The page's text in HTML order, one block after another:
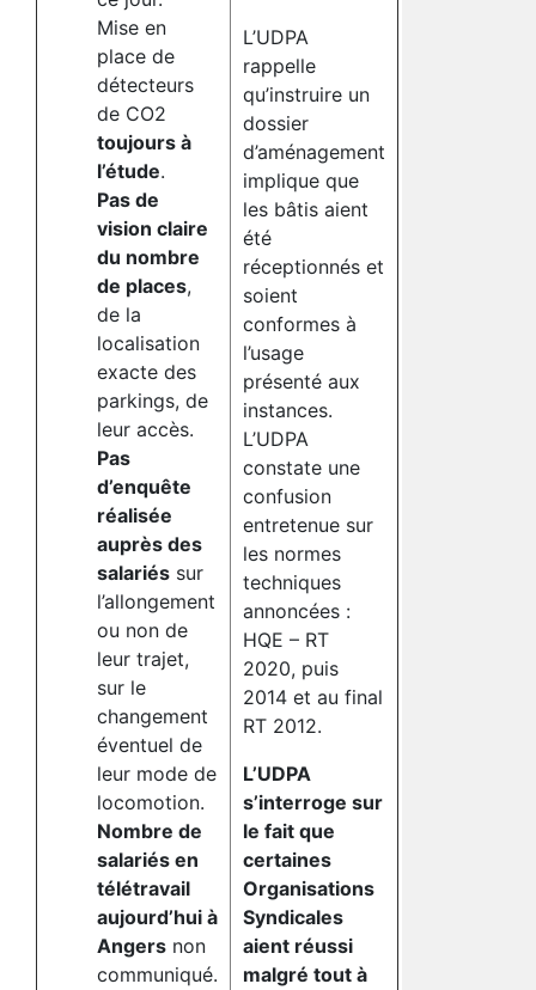
Mise en
place de
détecteurs
de CO2
toujours à
l’étude.
Pas de
vision claire
du nombre
de places,
de la
localisation
exacte des
parkings, de
leur accès.
Pas
d’enquête
réalisée
auprès des
salariés sur
l’allongement
ou non de
leur trajet,
sur le
changement
éventuel de
leur mode de
locomotion.
Nombre de
salariés en
télétravail
aujourd’hui à
Angers non
communiqué.
L’UDPA
rappelle
qu’instruire un
dossier
d’aménagement
implique que
les bâtis aient
été
réceptionnés et
soient
conformes à
l’usage
présenté aux
instances.
L’UDPA
constate une
confusion
entretenue sur
les normes
techniques
annoncées :
HQE – RT
2020, puis
2014 et au final
RT 2012.
L’UDPA
s’interroge sur
le fait que
certaines
Organisations
Syndicales
aient réussi
malgré tout à